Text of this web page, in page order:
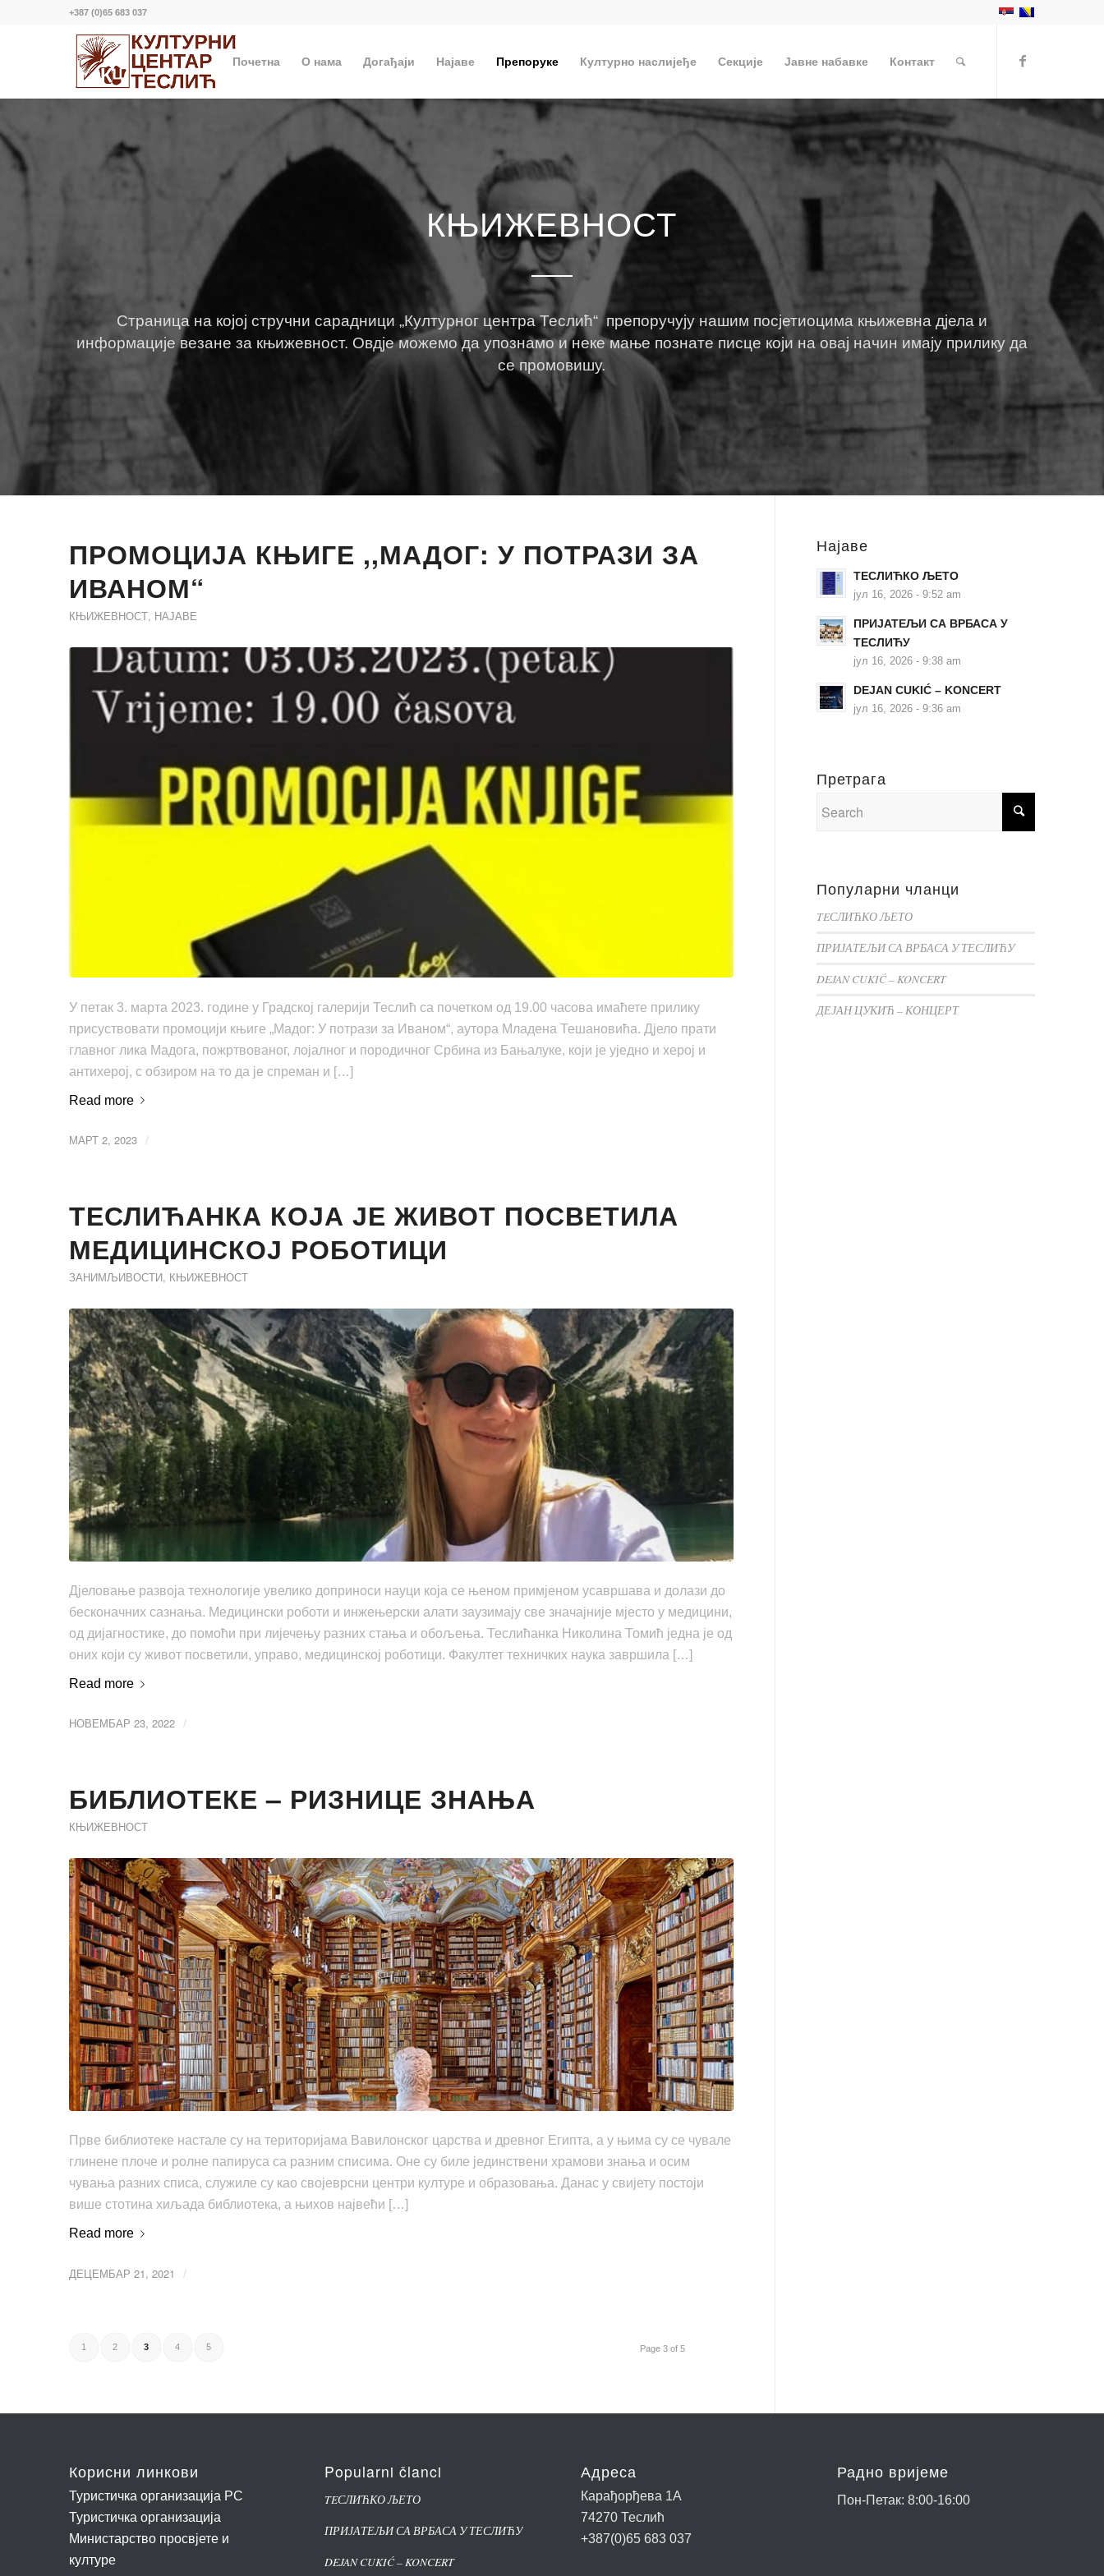
+387 (0)65 683 037
Почетна О нама Догађаји Најаве Препоруке Културно наслијеђе Секције Јавне набавке Контакт
КЊИЖЕВНОСТ
Страница на којој стручни сарадници „Културног центра Теслић“ препоручују нашим посјетиоцима књижевна дјела и
информације везане за књижевност. Овдје можемо да упознамо и неке мање познате писце који на овај начин имају прилику да
се промовишу.
ПРОМОЦИЈА КЊИГЕ ,,МАДОГ: У ПОТРАЗИ ЗА
ИВАНОМ“
КЊИЖЕВНОСТ, НАЈАВЕ
У петак 3. марта 2023. године у Градској галерији Теслић са почетком од 19.00 часова имаћете прилику
присуствовати промоцији књиге „Мадог: У потрази за Иваном“, аутора Младена Тешановића. Дјело прати
главног лика Мадога, пожртвованог, лојалног и породичног Србина из Бањалуке, који је уједно и херој и
антихерој, с обзиром на то да је спреман и […]
Read more
МАРТ 2, 2023 /
ТЕСЛИЋАНКА КОЈА ЈЕ ЖИВОТ ПОСВЕТИЛА
МЕДИЦИНСКОЈ РОБОТИЦИ
ЗАНИМЉИВОСТИ, КЊИЖЕВНОСТ
Дјеловање развоја технологије увелико доприноси науци која се њеном примјеном усавршава и долази до
бесконачних сазнања. Медицински роботи и инжењерски алати заузимају све значајније мјесто у медицини,
од дијагностике, до помоћи при лијечењу разних стања и обољења. Теслићанка Николина Томић једна је од
оних који су живот посветили, управо, медицинској роботици. Факултет техничких наука завршила […]
Read more
НОВЕМБАР 23, 2022 /
БИБЛИОТЕКЕ – РИЗНИЦЕ ЗНАЊА
КЊИЖЕВНОСТ
Прве библиотеке настале су на територијама Вавилонског царства и древног Египта, а у њима су се чувале
глинене плоче и ролне папируса са разним списима. Оне су биле јединствени храмови знања и осим
чувања разних списа, служиле су као својеврсни центри културе и образовања. Данас у свијету постоји
више стотина хиљада библиотека, а њихов највећи […]
Read more
ДЕЦЕМБАР 21, 2021 /
Page 3 of 5
1 2 3 4 5
Најаве
TEСЛИЋКО ЉЕТО
јул 16, 2026 - 9:52 am
ПРИЈАТЕЉИ СА ВРБАСА У
ТЕСЛИЋУ
јул 16, 2026 - 9:38 am
DEJAN CUKIĆ – KONCERT
јул 16, 2026 - 9:36 am
Претрага
Популарни чланци
TEСЛИЋКО ЉЕТО
ПРИЈАТЕЉИ СА ВРБАСА У ТЕСЛИЋУ
DEJAN CUKIĆ – KONCERT
ДЕЈАН ЦУКИЋ – КОНЦЕРТ
Корисни линкови
Туристичка организација РС
Туристичка организација
Министарство просвјете и
културе
Popularni članci
TEСЛИЋКО ЉЕТО
ПРИЈАТЕЉИ СА ВРБАСА У ТЕСЛИЋУ
DEJAN CUKIĆ – KONCERT
Адреса
Карађорђева 1А
74270 Теслић
+387(0)65 683 037
Радно вријеме
Пон-Петак: 8:00-16:00